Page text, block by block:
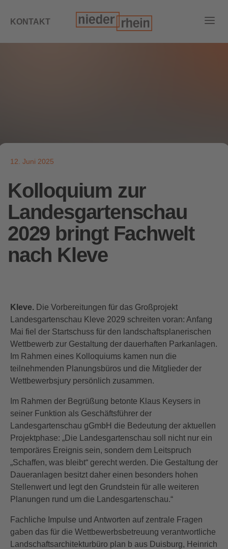
KONTAKT
12. Juni 2025
Kolloquium zur
Landesgartenschau
2029 bringt Fachwelt
nach Kleve
Kleve. Die Vorbereitungen für das Großprojekt
Landesgartenschau Kleve 2029 schreiten voran: Anfang
Mai fiel der Startschuss für den landschaftsplanerischen
Wettbewerb zur Gestaltung der dauerhaften Parkanlagen.
Im Rahmen eines Kolloquiums kamen nun die
teilnehmenden Planungsbüros und die Mitglieder der
Wettbewerbsjury persönlich zusammen.
Im Rahmen der Begrüßung betonte Klaus Keysers in
seiner Funktion als Geschäftsführer der
Landesgartenschau gGmbH die Bedeutung der aktuellen
Projektphase: „Die Landesgartenschau soll nicht nur ein
temporäres Ereignis sein, sondern dem Leitspruch
„Schaffen, was bleibt“ gerecht werden. Die Gestaltung der
Daueranlagen besitzt daher einen besonders hohen
Stellenwert und legt den Grundstein für alle weiteren
Planungen rund um die Landesgartenschau.“
Fachliche Impulse und Antworten auf zentrale Fragen
gaben das für die Wettbewerbsbetreuung verantwortliche
Landschaftsarchitekturbüro plan b aus Duisburg, Heinrich